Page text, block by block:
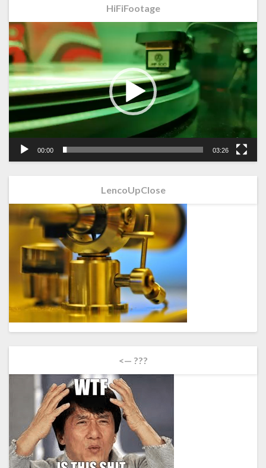
HiFiFootage
Videospeler
00:00 03:26
LencoUpClose
<— ???